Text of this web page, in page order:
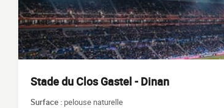
Stade du Clos Gastel - Dinan
Surface : pelouse naturelle